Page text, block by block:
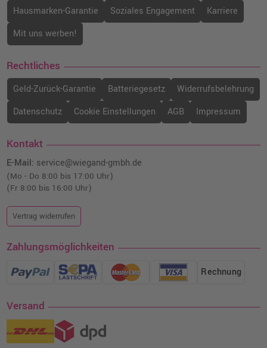
Hausmarken-Garantie
Soziales Engagement
Karriere
Mit uns werben!
Rechtliches
Geld-Zurück-Garantie Batteriegesetz
Widerrufsbelehrung
Datenschutz
Cookie Einstellungen AGB Impressum
Kontakt
E-Mail: service@wiegand-gmbh.de
(Mo - Do 8:00 bis 17:00 Uhr)
(Fr 8:00 bis 16:00 Uhr)
Vertrag widerrufen
Zahlungsmöglichkeiten
Rechnung
Versand